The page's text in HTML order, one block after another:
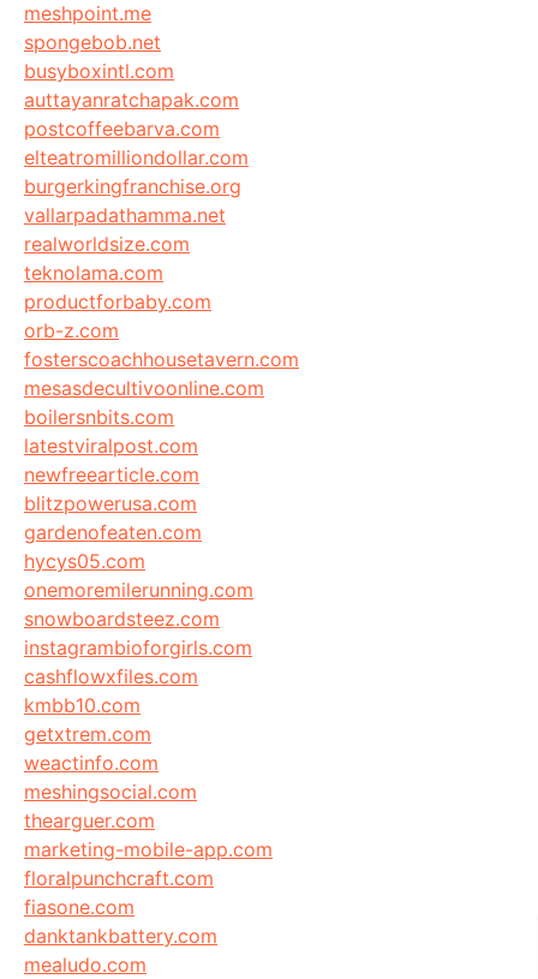
meshpoint.me
spongebob.net
busyboxintl.com
auttayanratchapak.com
postcoffeebarva.com
elteatromilliondollar.com
burgerkingfranchise.org
vallarpadathamma.net
realworldsize.com
teknolama.com
productforbaby.com
orb-z.com
fosterscoachhousetavern.com
mesasdecultivoonline.com
boilersnbits.com
latestviralpost.com
newfreearticle.com
blitzpowerusa.com
gardenofeaten.com
hycys05.com
onemoremilerunning.com
snowboardsteez.com
instagrambioforgirls.com
cashflowxfiles.com
kmbb10.com
getxtrem.com
weactinfo.com
meshingsocial.com
thearguer.com
marketing-mobile-app.com
floralpunchcraft.com
fiasone.com
danktankbattery.com
mealudo.com